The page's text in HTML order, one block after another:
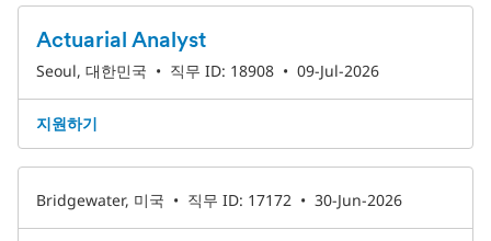
Actuarial Analyst
Seoul, 대한민국 • 직무 ID: 18908 • 09-Jul-2026
지원하기
Bridgewater, 미국 • 직무 ID: 17172 • 30-Jun-2026